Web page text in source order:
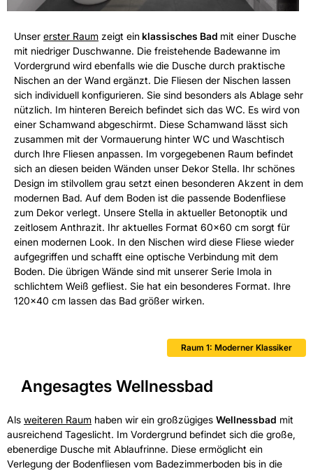
Unser erster Raum zeigt einklassisches Bad mit einer Dusche
mit niedriger Duschwanne. Die freistehende Badewanne im
Vordergrund wird ebenfalls wie die Dusche durch praktische
Nischen an der Wand ergänzt. Die Fliesen der Nischen lassen
sich individuell konfigurieren. Sie sind besonders als Ablage sehr
nützlich. Im hinteren Bereich befindet sich das WC. Es wird von
einer Schamwand abgeschirmt. Diese Schamwand lässt sich
zusammen mit der Vormauerung hinter WC und Waschtisch
durch Ihre Fliesen anpassen. Im vorgegebenen Raum befindet
sich an diesen beiden Wänden unser Dekor Stella. Ihr schönes
Design im stilvollem grau setzt einen besonderen Akzent in dem
modernen Bad. Auf dem Boden ist die passende Bodenfliese
zum Dekor verlegt. Unsere Stella in aktueller Betonoptik und
zeitlosem Anthrazit. Ihr aktuelles Format 60x60 cm sorgt für
einen modernen Look. In den Nischen wird diese Fliese wieder
aufgegriffen und schafft eine optische Verbindung mit dem
Boden. Die übrigen Wände sind mit unserer Serie Imola in
schlichtem Weiß gefliest. Sie hat ein besonderes Format. Ihre
120x40 cm lassen das Bad größer wirken.
Raum 1: Moderner Klassiker
Angesagtes Wellnessbad
Als weiteren Raum haben wir ein großzügiges Wellnessbad mit
ausreichend Tageslicht. Im Vordergrund befindet sich die große,
ebenerdige Dusche mit Ablaufrinne. Diese ermöglicht ein
Verlegung der Bodenfliesen vom Badezimmerboden bis in die